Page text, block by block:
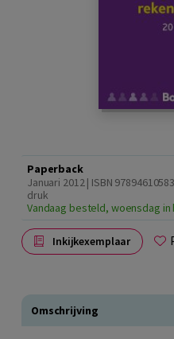
Paperback
Januari 2012 | ISBN
druk
Vandaag besteld, woensdag in
Inkijkexemplaar
Omschrijving